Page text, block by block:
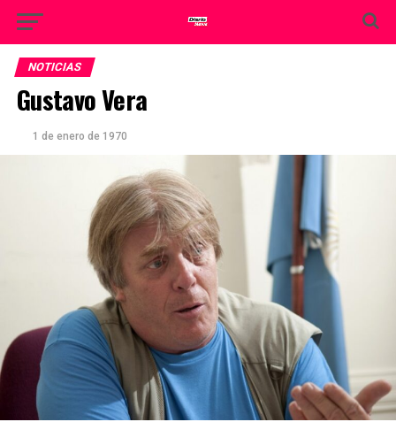
NOTICIAS
Gustavo Vera
1 de enero de 1970